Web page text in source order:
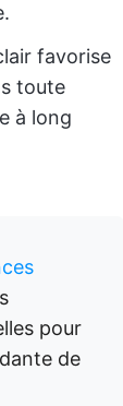
favorise
toute
à long
pour
de